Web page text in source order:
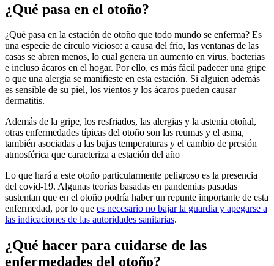
¿Qué pasa en el otoño?
¿Qué pasa en la estación de otoño que todo mundo se enferma? Es
una especie de círculo vicioso: a causa del frío, las ventanas de las
casas se abren menos, lo cual genera un aumento en virus, bacterias
e incluso ácaros en el hogar. Por ello, es más fácil padecer una gripe
o que una alergia se manifieste en esta estación. Si alguien además
es sensible de su piel, los vientos y los ácaros pueden causar
dermatitis.
Además de la gripe, los resfriados, las alergias y la astenia otoñal,
otras enfermedades típicas del otoño son las reumas y el asma,
también asociadas a las bajas temperaturas y el cambio de presión
atmosférica que caracteriza a estación del año
Lo que hará a este otoño particularmente peligroso es la presencia
del covid-19. Algunas teorías basadas en pandemias pasadas
sustentan que en el otoño podría haber un repunte importante de esta
enfermedad, por lo que es necesario no bajar la guardia y apegarse a
las indicaciones de las autoridades sanitarias.
¿Qué hacer para cuidarse de las
enfermedades del otoño?